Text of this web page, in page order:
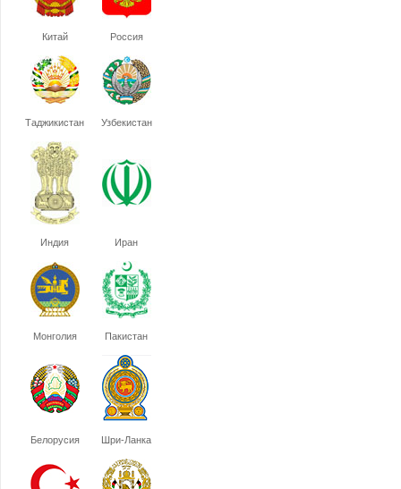
Китай Россия
Таджикистан Узбекистан
Индия Иран
Монголия Пакистан
Белорусия Шри-Ланка